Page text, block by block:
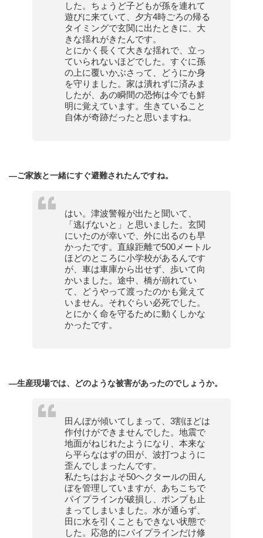
した。ちょうど子どもが孫を連れて
遊びに来ていて、夕方4時ごろの帰る
タイミングで玄関に出たときに、大
きな揺れがきたんです。
とにかく長くて大きな揺れで、立っ
ていられないほどでした。すぐに孫
の上に覆いかぶさって、どうにか身
を守りました。家は潰れずに済みま
したが、あの瞬間の恐怖は今でも鮮
明に覚えています。生きていること
自体が奇跡だったと思いますね。
—ご家族と一緒にすぐ避難されたんですね。
はい。津波警報が出たと聞いて、
「逃げないと」と思いました。玄関
にいたのが幸いで、外に出るのも早
かったです。直線距離で500メートル
ほどのところに小学校があるんです
が、車は車庫から出せず、歩いて向
かいました。途中、橋が崩れてい
て、どうやって渡ったのかも覚えて
いません。それぐらい必死でした。
とにかく命を守るために動くしかな
かったです。
—生産現場では、どのような被害があったのでしょうか。
田んぼが傾いてしまって、3割ほどは
作付けができませんでした。地震で
地面がねじれたようになり、本来な
ら平らなはずの田が、波打つように
歪んでしまったんです。
私たちはおよそ50ヘクタールの田ん
ぼを管理していますが、あちこちで
パイプラインが破損し、ポンプも止
まってしまいました。水が通らず、
田に水を引くこともできない状態で
した。応急的にパイプラインだけ修